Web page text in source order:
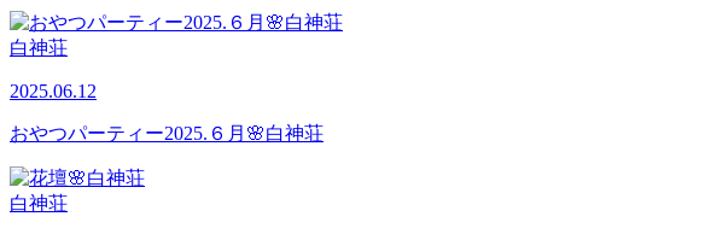
白神荘
2025.06.12
おやつパーティー2025.６月🌸白神荘
白神荘